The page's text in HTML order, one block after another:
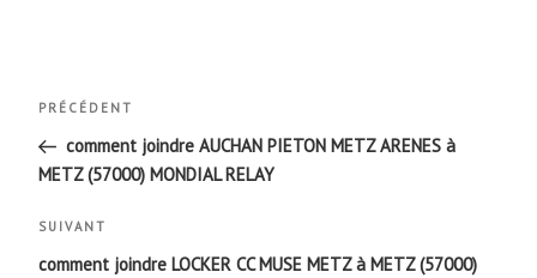
Navigation
de
l’article
Article
précédent
PRÉCÉDENT
comment joindre AUCHAN PIETON METZ ARENES à
METZ (57000) MONDIAL RELAY
Article
suivant
SUIVANT
comment joindre LOCKER CC MUSE METZ à METZ (57000)